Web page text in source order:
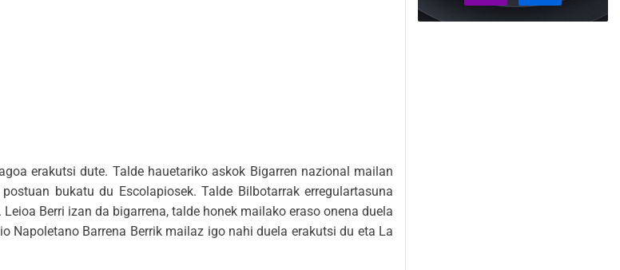
erakutsi dute. Talde hauetariko askok Bigarren nazional mailan
bukatu du Escolapiosek. Talde Bilbotarrak erregulartasuna
Berri izan da bigarrena, talde honek mailako eraso onena duela
Barrena Berrik mailaz igo nahi duela erakutsi du eta La